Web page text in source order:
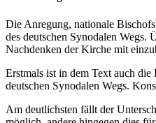
Die Anregung, nationale
des deutschen Synodalen Wegs.
Nachdenken der Kirche mit
Erstmals ist in dem Text auch
deutschen Synodalen Wegs.
Am deutlichsten fällt der